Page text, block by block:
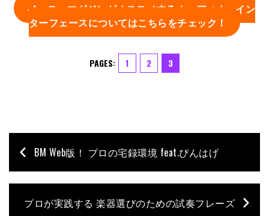
ベース・マガジンがオススメするオーディオ・イン
ターフェースについてはこちらをチェック！
PAGES: 1 2 3
BM Web版！ プロの宅録環境 feat.ぴんはげ
プロが実践する 楽器選びのための試奏フレーズ